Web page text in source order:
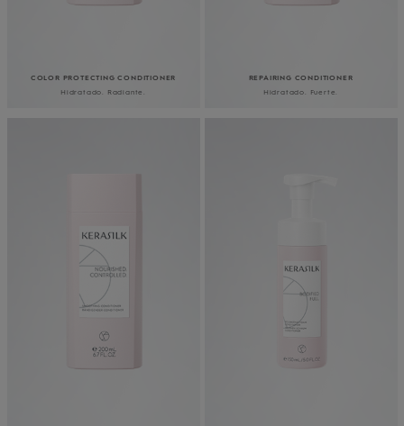
COLOR PROTECTING CONDITIONER
Hidratado. Radiante.
REPAIRING CONDITIONER
Hidratado. Fuerte.